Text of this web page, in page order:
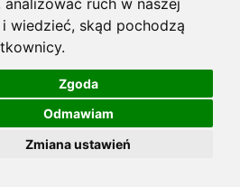
w celu świadczenia Państwu
bez zmiany ustawień dotyczących
możesz określić warunki
analizować ruch w naszej
wiedzieć, skąd pochodzą
Zgoda
Odmawiam
Zmiana ustawień
to kwestią cierpliwości
z nim. W nagrodę
o najładniejszym
w całym sezonie.
pozyskanego w
pełne jego wybarwienie.